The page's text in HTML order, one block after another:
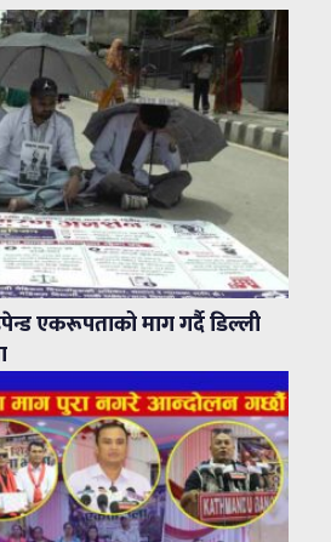
एकरूपताको माग गर्दै डिल्ली